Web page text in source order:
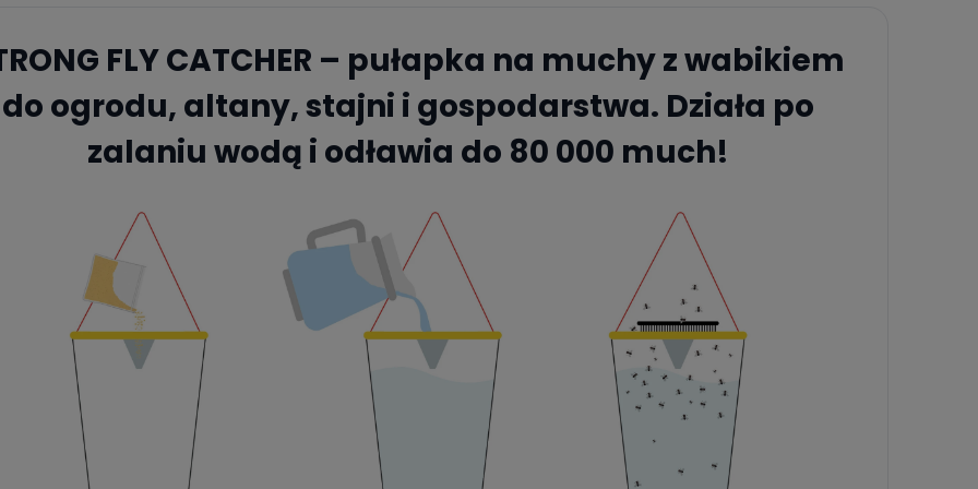
FLY CATCHER – pułapka na muchy z wabikiem
do ogrodu, altany, stajni i gospodarstwa. Działa po
zalaniu wodą i odławia do 80 000 much!